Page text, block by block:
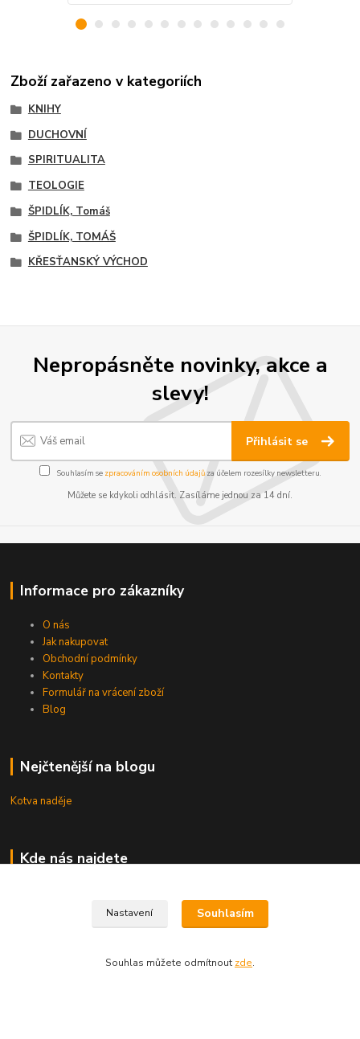
Zboží zařazeno v kategoriích
KNIHY
DUCHOVNÍ
SPIRITUALITA
TEOLOGIE
ŠPIDLÍK, Tomáš
ŠPIDLÍK, TOMÁŠ
KŘESŤANSKÝ VÝCHOD
Nepropásněte novinky, akce a
slevy!
Přihlásit se
Souhlasím se zpracováním osobních údajůza účelem rozesílky newsletteru.
Můžete se kdykoli odhlásit. Zasíláme jednou za 14 dní.
Informace pro zákazníky
O nás
Jak nakupovat
Obchodní podmínky
Kontakty
Formulář na vrácení zboží
Blog
Nejčtenější na blogu
Kotva naděje
Kde nás najdete
Bučovice, Ždánská 906 (sklad)
Nastavení Souhlasím
Souhlas můžete odmítnout zde.